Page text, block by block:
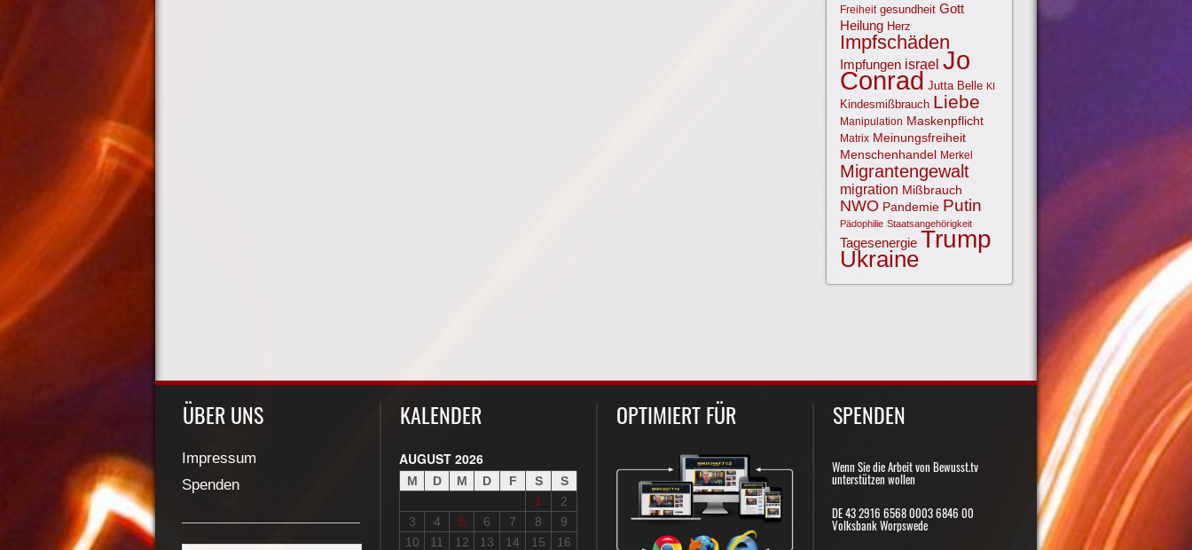
Freiheit gesundheit Gott
Heilung Herz
Impfschäden
Impfungen israel Jo
Conrad Jutta Belle KI
Kindesmißbrauch Liebe
Manipulation Maskenpflicht
Matrix Meinungsfreiheit
Menschenhandel Merkel
Migrantengewalt
migration Mißbrauch
NWO Pandemie Putin
Pädophilie Staatsangehörigkeit
Tagesenergie Trump
Ukraine
ÜBER UNS
Impressum
Spenden
KALENDER
AUGUST 2026
M D M D F S
S
1
2
3
4 5 6 7 8
9
10
11 12 13 14 15 16
OPTIMIERT FÜR SPENDEN
Wenn Sie die Arbeit von Bewusst.tv
unterstützen wollen
DE 43 2916 6568 0003 6846 00
Volksbank Worpswede